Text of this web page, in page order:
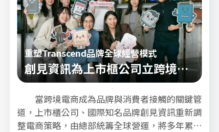
重塑Transcend品牌全球經營模式
創見資訊為上市櫃公司立跨境電
商標竿
當跨境電商成為品牌與消費者接觸的關鍵管
道，上市櫃公司、國際知名品牌創見資訊重新調
整電商策略，由總部統籌全球營運，將多年累積